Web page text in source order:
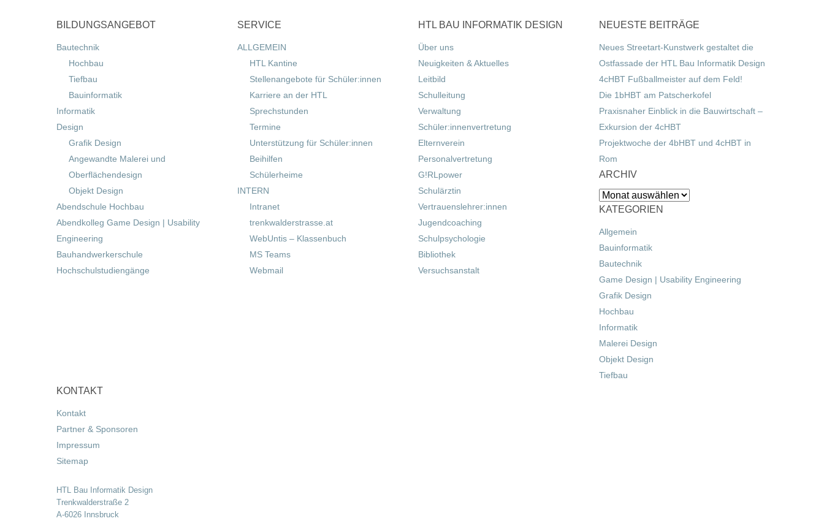
BILDUNGSANGEBOT
Bautechnik
Hochbau
Tiefbau
Bauinformatik
Informatik
Design
Grafik Design
Angewandte Malerei und
Oberflächendesign
Objekt Design
Abendschule Hochbau
Abendkolleg Game Design | Usability
Engineering
Bauhandwerkerschule
Hochschulstudiengänge
SERVICE
ALLGEMEIN
HTL Kantine
Stellenangebote für Schüler:innen
Karriere an der HTL
Sprechstunden
Termine
Unterstützung für Schüler:innen
Beihilfen
Schülerheime
INTERN
Intranet
trenkwalderstrasse.at
WebUntis – Klassenbuch
MS Teams
Webmail
HTL BAU INFORMATIK DESIGN
Über uns
Neuigkeiten & Aktuelles
Leitbild
Schulleitung
Verwaltung
Schüler:innenvertretung
Elternverein
Personalvertretung
G!RLpower
Schulärztin
Vertrauenslehrer:innen
Jugendcoaching
Schulpsychologie
Bibliothek
Versuchsanstalt
NEUESTE BEITRÄGE
Neues Streetart-Kunstwerk gestaltet die
Ostfassade der HTL Bau Informatik Design
4cHBT Fußballmeister auf dem Feld!
Die 1bHBT am Patscherkofel
Praxisnaher Einblick in die Bauwirtschaft –
Exkursion der 4cHBT
Projektwoche der 4bHBT und 4cHBT in
Rom
ARCHIV
Archiv
KATEGORIEN
Allgemein
Bauinformatik
Bautechnik
Game Design | Usability Engineering
Grafik Design
Hochbau
Informatik
Malerei Design
Objekt Design
Tiefbau
KONTAKT
Kontakt
Partner & Sponsoren
Impressum
Sitemap
HTL Bau Informatik Design
Trenkwalderstraße 2
A-6026 Innsbruck